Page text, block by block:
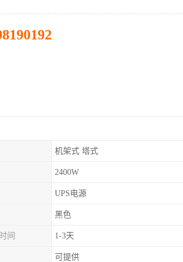
机架式 塔式
2400W
UPS电源
黑色
间 1-3天
可提供